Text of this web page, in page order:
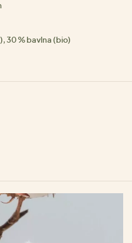
30 % bavlna (bio)